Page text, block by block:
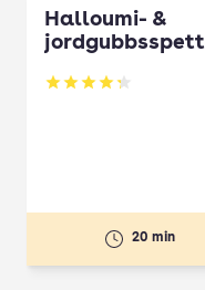
Halloumi- &
jordgubbsspett
Betyg: 4.3 av 5
20 min